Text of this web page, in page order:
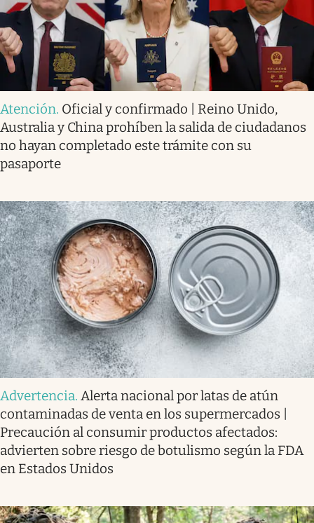
Atención. Oficial y confirmado | Reino Unido,
Australia y China prohíben la salida de ciudadanos
no hayan completado este trámite con su
pasaporte
Advertencia. Alerta nacional por latas de atún
contaminadas de venta en los supermercados |
Precaución al consumir productos afectados:
advierten sobre riesgo de botulismo según la FDA
en Estados Unidos